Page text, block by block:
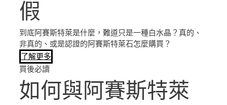
假
到底阿賽斯特萊是什麼，難道只是一種白水晶？真的、
非真的、或是認證的阿賽斯特萊石怎麼購買？
了解更多
買後必讀
如何與阿賽斯特萊